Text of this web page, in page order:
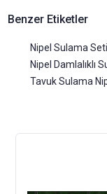
Benzer Etiketler
Nipel Sulama
Nipel Damlalıklı
Tavuk Sulama